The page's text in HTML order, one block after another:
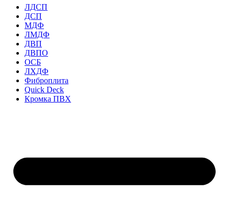
ЛДСП
ДСП
МДФ
ЛМДФ
ДВП
ДВПО
ОСБ
ЛХДФ
Фиброплита
Quick Deck
Кромка ПВХ